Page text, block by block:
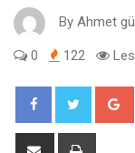
By Ahmet
0 122
Share